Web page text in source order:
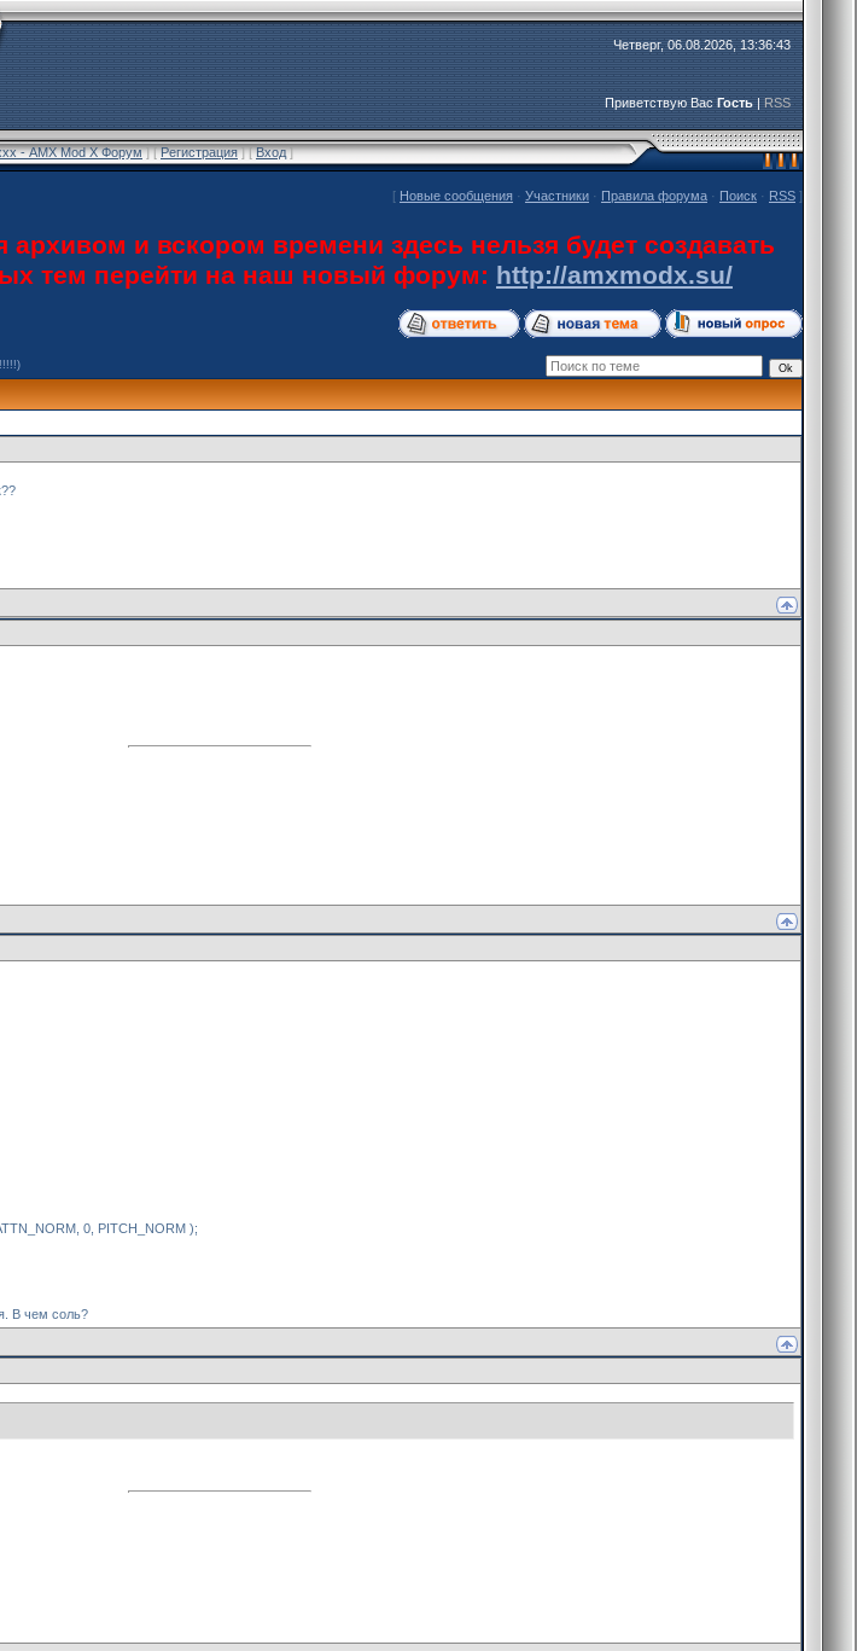
Четверг, 06.08.2026, 13:36:43
Приветствую Вас Гость|RSS
- AMX Mod X Форум] [Регистрация] [Вход]
[ Новые сообщения · Участники · Правила форума · Поиск · RSS ]
и вскором времени здесь нельзя будет создавать
тем перейти на наш новый форум: http://amxmodx.su/
0, PITCH_NORM );
В чем соль?